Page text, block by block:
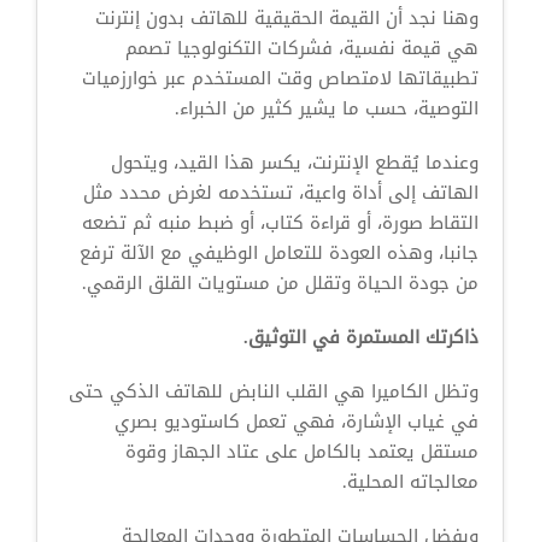
وهنا نجد أن القيمة الحقيقية للهاتف بدون إنترنت
هي قيمة نفسية، فشركات التكنولوجيا تصمم
تطبيقاتها لامتصاص وقت المستخدم عبر خوارزميات
التوصية، حسب ما يشير كثير من الخبراء.
وعندما يُقطع الإنترنت، يكسر هذا القيد، ويتحول
الهاتف إلى أداة واعية، تستخدمه لغرض محدد مثل
التقاط صورة، أو قراءة كتاب، أو ضبط منبه ثم تضعه
جانبا، وهذه العودة للتعامل الوظيفي مع الآلة ترفع
من جودة الحياة وتقلل من مستويات القلق الرقمي.
ذاكرتك المستمرة في التوثيق.
وتظل الكاميرا هي القلب النابض للهاتف الذكي حتى
في غياب الإشارة، فهي تعمل كاستوديو بصري
مستقل يعتمد بالكامل على عتاد الجهاز وقوة
معالجاته المحلية.